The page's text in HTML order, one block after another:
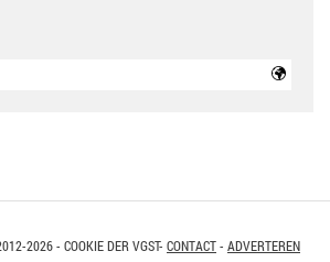
2026 - COOKIE DER VGST- CONTACT- ADVERTEREN